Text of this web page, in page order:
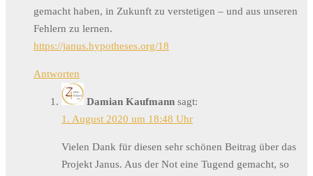
gemacht haben, in Zukunft zu verstetigen – und aus unseren
Fehlern zu lernen.
https://janus.hypotheses.org/18
Antworten
Damian Kaufmann sagt:
1. August 2020 um 18:48 Uhr
Vielen Dank für diesen sehr schönen Beitrag über das
Projekt Janus. Aus der Not eine Tugend gemacht, so